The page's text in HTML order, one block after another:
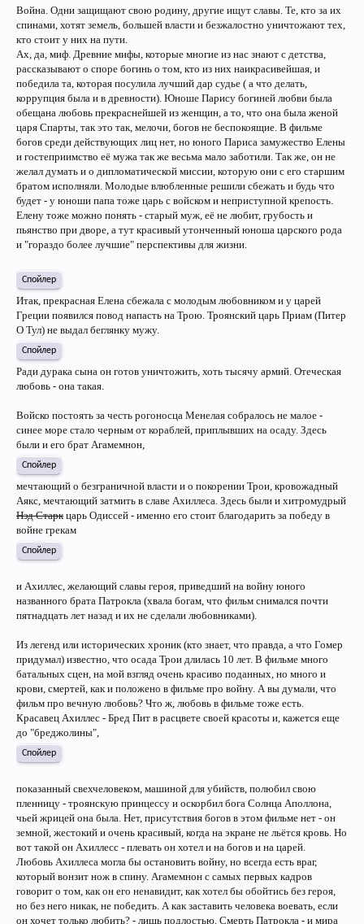
Война. Одни защищают свою родину, другие ищут славы. Те, кто за их
спинами, хотят земель, большей власти и безжалостно уничтожают тех,
кто стоит у них на пути.
Ах, да, миф. Древние мифы, которые многие из нас знают с детства,
рассказывают о споре богинь о том, кто из них наикрасивейшая, и
победила та, которая посулила лучший дар судье ( а что делать,
коррупция была и в древности). Юноше Парису богиней любви была
обещана любовь прекраснейшей из женщин, а то, что она была женой
царя Спарты, так это так, мелочи, богов не беспокоящие. В фильме
богов среди действующих лиц нет, но юного Париса замужество Елены
и гостеприимство её мужа так же весьма мало заботили. Так же, он не
желал думать и о дипломатической миссии, которую они с его старшим
братом исполняли. Молодые влюбленные решили сбежать и будь что
будет - у юноши папа тоже царь с войском и неприступной крепость.
Елену тоже можно понять - старый муж, её не любит, грубость и
пьянство при дворе, а тут красивый утонченный юноша царского рода
и "гораздо более лучшие" перспективы для жизни.
Спойлер
Итак, прекрасная Елена сбежала с молодым любовником и у царей
Греции появился повод напасть на Трою. Троянский царь Приам (Питер
О Тул) не выдал беглянку мужу.
Спойлер
Ради дурака сына он готов уничтожить, хоть тысячу армий. Отеческая
любовь - она такая.
Войско постоять за честь рогоносца Менелая собралось не малое -
синее море стало черным от кораблей, приплывших на осаду. Здесь
были и его брат Агамемнон,
Спойлер
мечтающий о безграничной власти и о покорении Трои, кровожадный
Аякс, мечтающий затмить в славе Ахиллеса. Здесь были и хитромудрый
Нэд Старк царь Одиссей - именно его стоит благодарить за победу в
войне грекам
Спойлер
и Ахиллес, желающий славы героя, приведший на войну юного
названного брата Патрокла (хвала богам, что фильм снимался почти
пятнадцать лет назад и их не сделали любовниками).
Из легенд или исторических хроник (кто знает, что правда, а что Гомер
придумал) известно, что осада Трои длилась 10 лет. В фильме много
батальных сцен, на мой взгляд очень красиво поданных, но много и
крови, смертей, как и положено в фильме про войну. А вы думали, что
фильм про вечную любовь? Что ж, любовь в фильме тоже есть.
Красавец Ахиллес - Бред Пит в расцвете своей красоты и, кажется еще
до "бреджолины",
Спойлер
показанный свехчеловеком, машиной для убийств, полюбил свою
пленницу - троянскую принцессу и оскорбил бога Солнца Аполлона,
чьей жрицей она была. Нет, присутствия богов в этом фильме нет - он
земной, жестокий и очень красивый, когда на экране не льётся кровь. Но
вот такой он Ахиллесс - плевать он хотел и на богов и на царей.
Любовь Ахиллеса могла бы остановить войну, но всегда есть враг,
который вонзит нож в спину. Агамемнон с самых первых кадров
говорит о том, как он его ненавидит, как хотел бы обойтись без героя,
но без него никак, не победить. А как заставить человека воевать, если
он хочет только любить? - лишь подлостью. Смерть Патрокла - и мира